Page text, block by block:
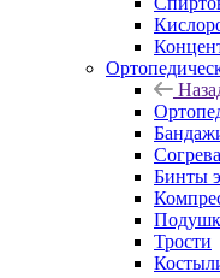
Бинты
Трости